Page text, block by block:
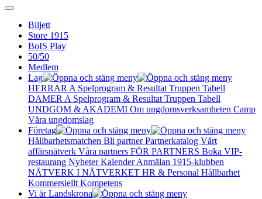
Biljett
Store 1915
BoIS Play
50/50
Medlem
Lag
HERRAR A Spelprogram & Resultat Truppen Tabell
DAMER A Spelprogram & Resultat Truppen Tabell
UNDGOM & AKADEMI Om ungdomsverksamheten Camp
Våra ungdomslag
Företag
Hållbarhetsmatchen Bli partnerPartnerkatalog Vårt
affärsnätverk Våra partners FÖR PARTNERS Boka VIP-
restaurang NyheterKalenderAnmälan 1915-klubben
NÄTVERK I NÄTVERKET HR & Personal Hållbarhet
Kommersiellt Kompetens
Vi är Landskrona